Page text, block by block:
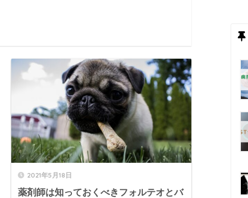
2021年5月18日
薬剤師は知っておくべきフォルテオとバ